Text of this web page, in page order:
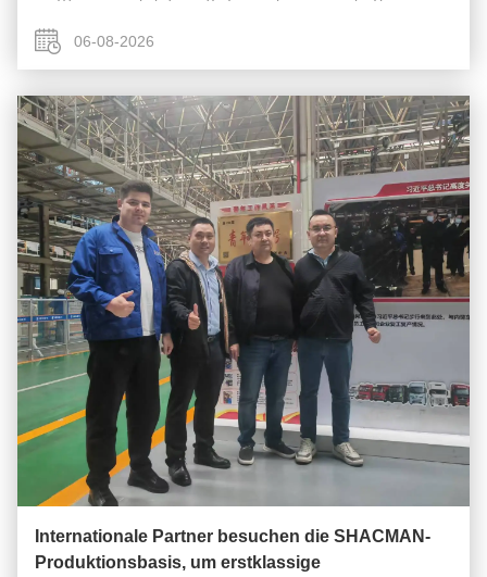
στρατηγική συνεργασία και υπέγραψαν με ε...
06-08-2026
Internationale Partner besuchen die SHACMAN-
Produktionsbasis, um erstklassige